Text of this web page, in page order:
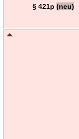
§ 421p (neu)